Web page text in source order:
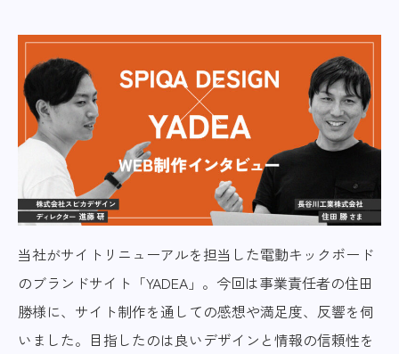
当社がサイトリニューアルを担当した電動キックボード
のブランドサイト「YADEA」。今回は事業責任者の住田
勝様に、サイト制作を通しての感想や満足度、反響を伺
いました。目指したのは良いデザインと情報の信頼性を